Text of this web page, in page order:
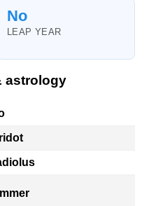
No
LEAP YEAR
astrology